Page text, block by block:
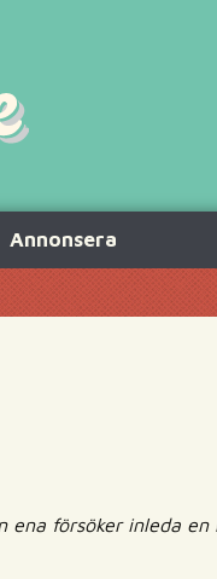
Annonsera
försöker inleda en